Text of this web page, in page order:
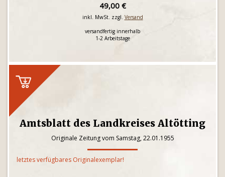
49,00 €
inkl. MwSt. zzgl. Versand
versandfertig innerhalb
1-2 Arbeitstage
Amtsblatt des Landkreises Altötting
Originale Zeitung vom Samstag, 22.01.1955
letztes verfügbares Originalexemplar!